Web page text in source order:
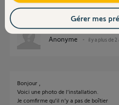
pouvez-vous nous faire qqs photo de
Anonyme il y a plus de 2
Bonjour ,
Voici une photo de l’installation.
Je comfirme qu’il n’y a pas de boîtier
Gérer mes